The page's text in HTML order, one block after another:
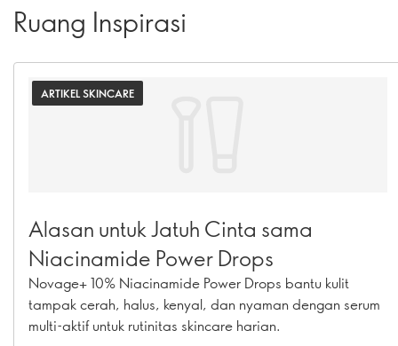
Ruang Inspirasi
ARTIKEL SKINCARE
Alasan untuk Jatuh Cinta sama
Niacinamide Power Drops
Novage+ 10% Niacinamide Power Drops bantu kulit
tampak cerah, halus, kenyal, dan nyaman dengan serum
multi-aktif untuk rutinitas skincare harian.